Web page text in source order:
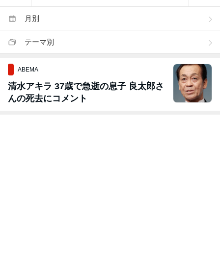
月別
テーマ別
ABEMA
清水アキラ 37歳で急逝の息子 良太郎さ
んの死去にコメント